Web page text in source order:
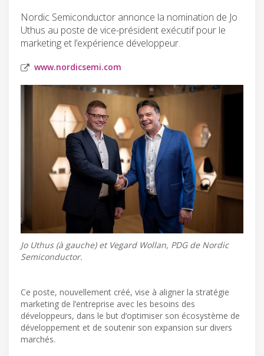
Nordic Semiconductor annonce la nomination de Jo
Uthus au poste de vice-président exécutif pour le
marketing et l’expérience développeur.
www.nordicsemi.com
Jo Uthus (à gauche) et Vegard Wollan, PDG de Nordic
Semiconductor.
Ce poste, nouvellement créé, vise à aligner la stratégie
marketing de l’entreprise avec les besoins des
développeurs, dans le but d’optimiser son écosystème de
développement et de soutenir son expansion sur divers
marchés.